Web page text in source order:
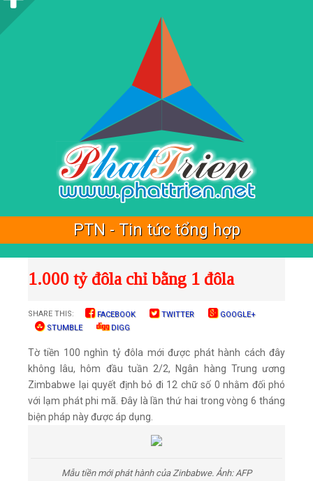
PTN - Tin tức tổng hợp
1.000 tỷ đôla chỉ bằng 1 đôla
SHARE THIS: FACEBOOK TWITTER
GOOGLE+
STUMBLE
DIGG
Tờ tiền 100 nghìn tỷ đôla mới được phát hành cách đây
không lâu, hôm đầu tuần 2/2, Ngân hàng Trung ương
Zimbabwe lại quyết định bỏ đi 12 chữ số 0 nhằm đối phó
với lạm phát phi mã. Đây là lần thứ hai trong vòng 6 tháng
biện pháp này được áp dụng.
Mẫu tiền mới phát hành của Zinbabwe. Ảnh: AFP